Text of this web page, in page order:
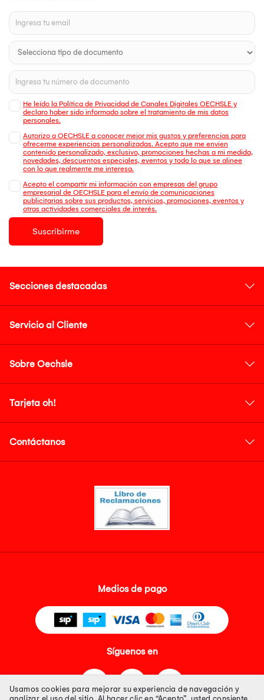
He leído la Política de Privacidad de Canales Digitales OECHSLE y
declaro haber sido informado sobre el tratamiento de mis datos
personales.
Autorizo a OECHSLE a conocer mejor mis gustos y preferencias para
ofrecerme experiencias personalizadas. Acepto que me envien
contenido personalizado, exclusivo, promociones hechas a mi medida,
novedades, descuentos especiales, eventos y todo lo que se alinee
con lo que realmente me interesa.
Acepto el compartir mi información con empresas del grupo
empresarial de OECHSLE para el envío de comunicaciones
publicitarias sobre sus productos, servicios, promociones, eventos y
otras actividades comerciales de interés.
Suscribirme
Secciones destacadas
Servicio al Cliente
Sobre Oechsle
Tarjeta oh!
Contáctanos
Medios de pago
Síguenos en
Usamos cookies para mejorar su experiencia de navegación y